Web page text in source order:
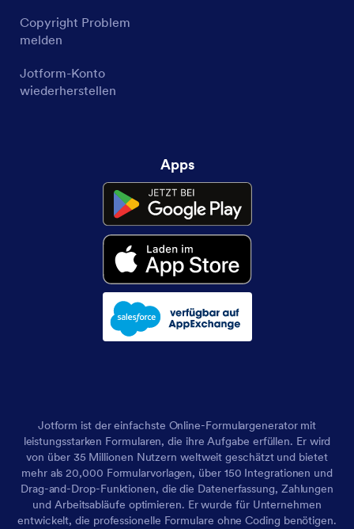
Copyright Problem
melden
Jotform-Konto
wiederherstellen
Apps
Jotform ist der einfachste Online-Formulargenerator mit
leistungsstarken Formularen, die ihre Aufgabe erfüllen. Er wird
von über 35 Millionen Nutzern weltweit geschätzt und bietet
mehr als 20,000 Formularvorlagen, über 150 Integrationen und
Drag-and-Drop-Funktionen, die die Datenerfassung, Zahlungen
und Arbeitsabläufe optimieren. Er wurde für Unternehmen
entwickelt, die professionelle Formulare ohne Coding benötigen.